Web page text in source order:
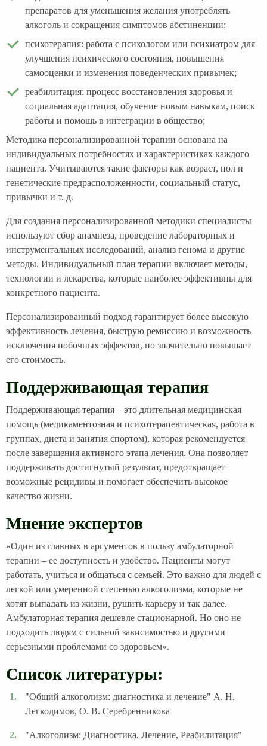
препаратов для уменьшения желания употреблять
алкоголь и сокращения симптомов абстиненции;
психотерапия: работа с психологом или психиатром для
улучшения психического состояния, повышения
самооценки и изменения поведенческих привычек;
реабилитация: процесс восстановления здоровья и
социальная адаптация, обучение новым навыкам, поиск
работы и помощь в интеграции в общество;
Методика персонализированной терапии основана на
индивидуальных потребностях и характеристиках каждого
пациента. Учитываются такие факторы как возраст, пол и
генетические предрасположенности, социальный статус,
привычки и т. д.
Для создания персонализированной методики специалисты
используют сбор анамнеза, проведение лабораторных и
инструментальных исследований, анализ генома и другие
методы. Индивидуальный план терапии включает методы,
технологии и лекарства, которые наиболее эффективны для
конкретного пациента.
Персонализированный подход гарантирует более высокую
эффективность лечения, быструю ремиссию и возможность
исключения побочных эффектов, но значительно повышает
его стоимость.
Поддерживающая терапия
Поддерживающая терапия – это длительная медицинская
помощь (медикаментозная и психотерапевтическая, работа в
группах, диета и занятия спортом), которая рекомендуется
после завершения активного этапа лечения. Она позволяет
поддерживать достигнутый результат, предотвращает
возможные рецидивы и помогает обеспечить высокое
качество жизни.
Мнение экспертов
«Один из главных в аргументов в пользу амбулаторной
терапии – ее доступность и удобство. Пациенты могут
работать, учиться и общаться с семьей. Это важно для людей с
легкой или умеренной степенью алкоголизма, которые не
хотят выпадать из жизни, рушить карьеру и так далее.
Амбулаторная терапия дешевле стационарной. Но оно не
подходить людям с сильной зависимостью и другими
серьезными проблемами со здоровьем».
Список литературы:
"Общий алкоголизм: диагностика и лечение" А. Н.
Легкодимов, О. В. Серебренникова
"Алкоголизм: Диагностика, Лечение, Реабилитация"